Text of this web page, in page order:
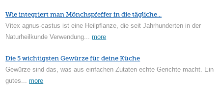
Wie integriert man Mönchspfeffer in die tägliche...
Vitex agnus-castus ist eine Heilpflanze, die seit Jahrhunderten in der
Naturheilkunde Verwendung...more
Die 5 wichtigsten Gewürze für deine Küche
Gewürze sind das, was aus einfachen Zutaten echte Gerichte macht. Ein
gutes...more